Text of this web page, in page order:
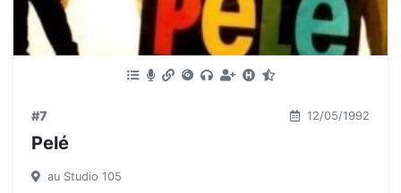
#7 12/05/1992
Pelé
au Studio 105